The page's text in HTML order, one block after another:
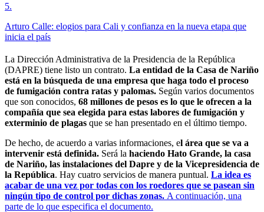
5.
Arturo Calle: elogios para Cali y confianza en la nueva etapa que
inicia el país
La Dirección Administrativa de la Presidencia de la República
(DAPRE) tiene listo un contrato. La entidad de la Casa de Nariño
está en la búsqueda de una empresa que haga todo el proceso
de fumigación contra ratas y palomas. Según varios documentos
que son conocidos, 68 millones de pesos es lo que le ofrecen a la
compañía que sea elegida para estas labores de fumigación y
exterminio de plagas que se han presentado en el último tiempo.
De hecho, de acuerdo a varias informaciones, el área que se va a
intervenir está definida. Será la haciendo Hato Grande, la casa
de Nariño, las instalaciones del Dapre y de la Vicepresidencia de
la República. Hay cuatro servicios de manera puntual. La idea es
acabar de una vez por todas con los roedores que se pasean sin
ningún tipo de control por dichas zonas. A continuación, una
parte de lo que especifica el documento.